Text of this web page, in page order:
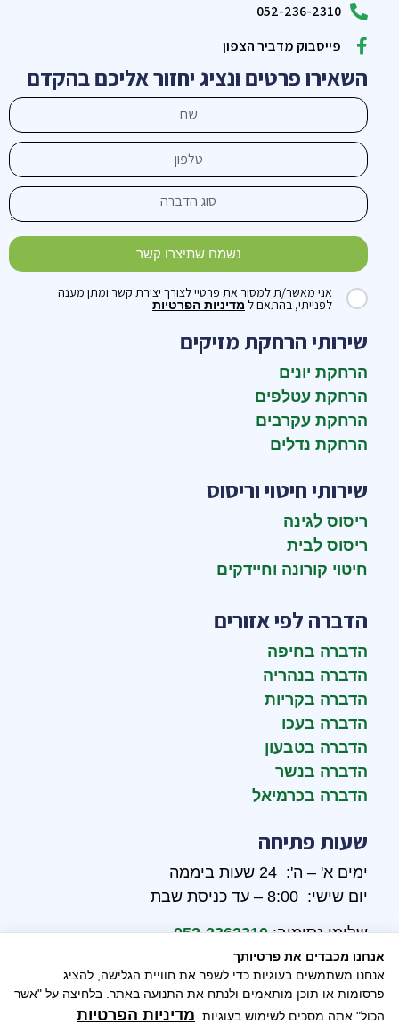
052-236-2310
פייסבוק מדביר הצפון
השאירו פרטים ונציג יחזור אליכם בהקדם
אני מאשר/ת למסור את פרטיי לצורך יצירת קשר ומתן מענה
לפנייתי, בהתאם ל מדיניות הפרטיות.
נשמח שתיצרו קשר
שירותי הרחקת מזיקים
הרחקת יונים
הרחקת עטלפים
הרחקת עקרבים
הרחקת נדלים
שירותי חיטוי וריסוס
ריסוס לגינה
ריסוס לבית
חיטוי קורונה וחיידקים
הדברה לפי אזורים
הדברה בחיפה
הדברה בנהריה
הדברה בקריות
הדברה בעכו
הדברה בטבעון
הדברה בנשר
הדברה בכרמיאל
שעות פתיחה
ימים א' – ה': 24 שעות ביממה
יום שישי: 8:00 – עד כניסת שבת
שלומי נסימוב:052-2362310
אבי נסימוב:052-2646390
אנחנו מכבדים את פרטיותך
אנחנו משתמשים בעוגיות כדי לשפר את חוויית הגלישה, להציג
פרסומות או תוכן מותאמים ולנתח את התנועה באתר. בלחיצה על "אשר
הכול" אתה מסכים לשימוש בעוגיות. מדיניות הפרטיות